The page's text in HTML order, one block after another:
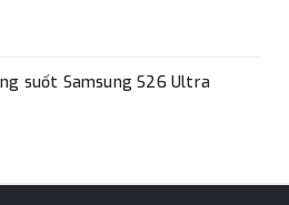
suốt Samsung S26 Ultra